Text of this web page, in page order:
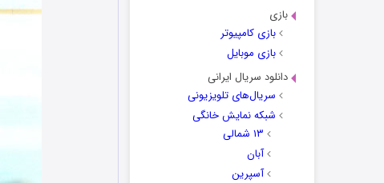
بازی
بازی کامپیوتر
بازی موبایل
دانلود سریال ایرانی
سریال‌های تلویزیونی
شبکه نمایش خانگی
۱۳ شمالی
آبان
آسپرین